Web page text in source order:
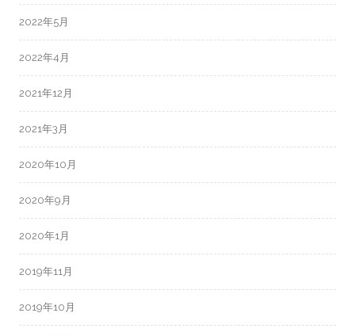
2022年5月
2022年4月
2021年12月
2021年3月
2020年10月
2020年9月
2020年1月
2019年11月
2019年10月